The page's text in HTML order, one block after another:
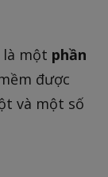
là một phần
được
và một số